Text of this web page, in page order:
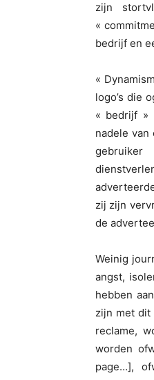
zijn
«
bedrijf en
«
logo’s die
« bedrijf »
nadele
zij zijn
de
Weinig
angst,
hebben
zijn met
reclame,
worden
page…],